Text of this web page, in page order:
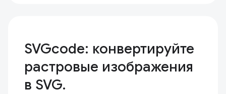
SVGcode: конвертируйте
растровые изображения
в SVG.